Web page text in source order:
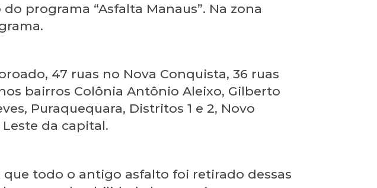
programa “Asfalta Manaus”. Na zona
47 ruas no Nova Conquista, 36 ruas
bairros Colônia Antônio Aleixo, Gilberto
Puraquequara, Distritos 1 e 2, Novo
da capital.
todo o antigo asfalto foi retirado dessas